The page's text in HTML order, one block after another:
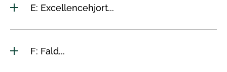
E: Excellencehjort...
F: Fald...